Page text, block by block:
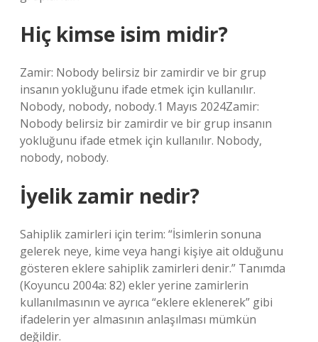
Hiç kimse isim midir?
Zamir: Nobody belirsiz bir zamirdir ve bir grup
insanın yokluğunu ifade etmek için kullanılır.
Nobody, nobody, nobody.1 Mayıs 2024Zamir:
Nobody belirsiz bir zamirdir ve bir grup insanın
yokluğunu ifade etmek için kullanılır. Nobody,
nobody, nobody.
İyelik zamir nedir?
Sahiplik zamirleri için terim: “İsimlerin sonuna
gelerek neye, kime veya hangi kişiye ait olduğunu
gösteren eklere sahiplik zamirleri denir.” Tanımda
(Koyuncu 2004a: 82) ekler yerine zamirlerin
kullanılmasının ve ayrıca “eklere eklenerek” gibi
ifadelerin yer almasının anlaşılması mümkün
değildir.